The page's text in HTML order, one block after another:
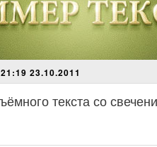
23.10.2011
текста со